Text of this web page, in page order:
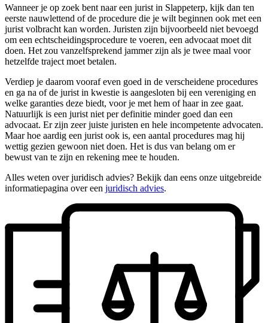
Wanneer je op zoek bent naar een jurist in Slappeterp, kijk dan ten
eerste nauwlettend of de procedure die je wilt beginnen ook met een
jurist volbracht kan worden. Juristen zijn bijvoorbeeld niet bevoegd
om een echtscheidingsprocedure te voeren, een advocaat moet dit
doen. Het zou vanzelfsprekend jammer zijn als je twee maal voor
hetzelfde traject moet betalen.
Verdiep je daarom vooraf even goed in de verscheidene procedures
en ga na of de jurist in kwestie is aangesloten bij een vereniging en
welke garanties deze biedt, voor je met hem of haar in zee gaat.
Natuurlijk is een jurist niet per definitie minder goed dan een
advocaat. Er zijn zeer juiste juristen en hele incompetente advocaten.
Maar hoe aardig een jurist ook is, een aantal procedures mag hij
wettig gezien gewoon niet doen. Het is dus van belang om er
bewust van te zijn en rekening mee te houden.
Alles weten over juridisch advies? Bekijk dan eens onze uitgebreide
informatiepagina over een juridisch advies.